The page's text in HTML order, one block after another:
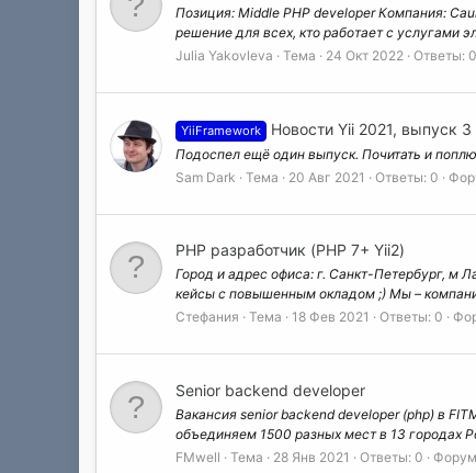
Позиция: Middle PHP developer Компания:
решение для всех, кто работает с услугами
Julia Yakovleva
Тема 24 Окт 2022 Ответы: 0
YiiFramework Новости Yii 2021, выпуск 3
Подоспел ещё один выпуск. Почитать и
Sam Dark
Тема 20 Авг 2021 Ответы: 0
PHP разработчик (PHP 7+ Yii2)
Город и адрес офиса: г. Санкт-Петербург, м
кейсы с повышенным окладом ;) Мы –
Стефания
Тема 18 Фев 2021 Ответы: 0
Senior backend developer
Вакансия senior backend developer (php) в
объединяем 1500 разных мест в 13 городах
FMwell
Тема 28 Янв 2021 Ответы: 0